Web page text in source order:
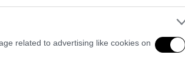
related to advertising like cookies on
το Πάσχα - Οι